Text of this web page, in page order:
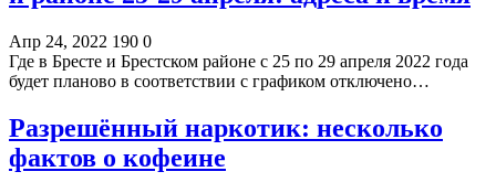
Апр 24, 2022 190 0
Где в Бресте и Брестском районе с 25 по 29 апреля 2022 года
будет планово в соответствии с графиком отключено…
Разрешённый наркотик: несколько
фактов о кофеине